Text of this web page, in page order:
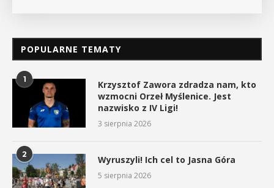
POPULARNE TEMATY
1
Krzysztof Zawora zdradza nam, kto
wzmocni Orzeł Myślenice. Jest
nazwisko z IV Ligi!
3 sierpnia 2026
2 Wyruszyli! Ich cel to Jasna Góra
5 sierpnia 2026